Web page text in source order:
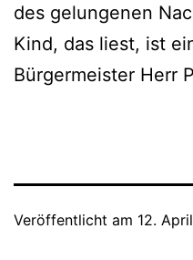
des gelungenen
Kind, das liest, ist
Bürgermeister Herr
Veröffentlicht am 12.